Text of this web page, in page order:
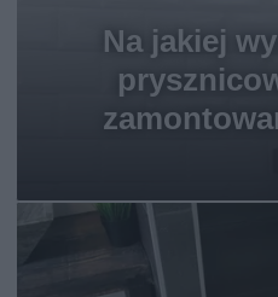
Na jakiej